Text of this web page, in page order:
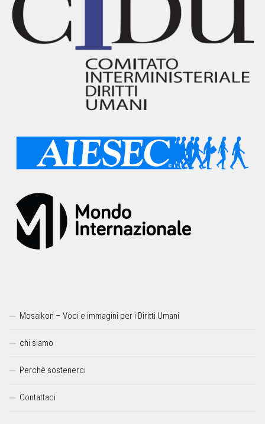
Mosaikon – Voci e immagini per i Diritti Umani
chi siamo
Perchè sostenerci
Contattaci